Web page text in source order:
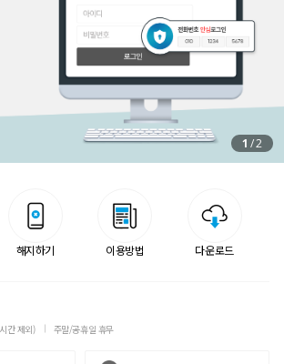
1 /2
해지하기 이용방법 다운로드
간 제외) 주말/공휴일 휴무